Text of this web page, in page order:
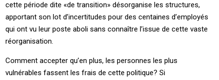
cette période dite «de transition» désorganise les structures,
apportant son lot d’incertitudes pour des centaines d’employés
qui ont vu leur poste aboli sans connaître l’issue de cette vaste
réorganisation.
Comment accepter qu’en plus, les personnes les plus
vulnérables fassent les frais de cette politique? Si